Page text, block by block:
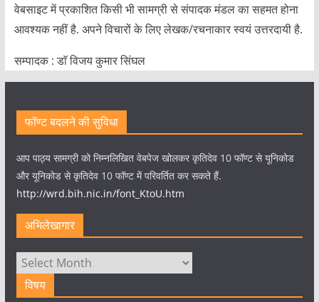
वेबसाइट में प्रकाशित किसी भी सामग्री से संपादक मंडल का सहमत होना
आवश्यक नहीं है. अपने विचारों के लिए लेखक/रचनाकार स्वयं उत्तरदायी है.
सम्पादक : डाॅ विजय कुमार सिंघल
फॉण्ट बदलने की सुविधा
आप पाठ्य सामग्री को निम्नलिखित वेबपेज खोलकर कृतिदेव 10 फॉण्ट से यूनिकोड
और यूनिकोड से कृतिदेव 10 फॉण्ट में परिवर्तित कर सकते हैं.
http://wrd.bih.nic.in/font_KtoU.htm
अभिलेखागार
अभिलेखागार
विषय